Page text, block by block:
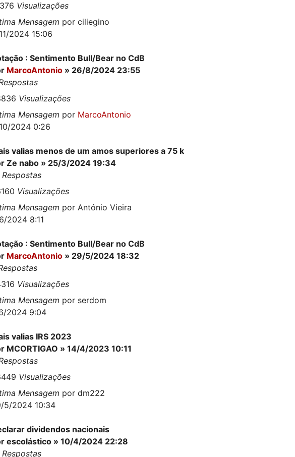
Visualizações
Mensagem por ciliegino
2024 15:06
: Sentimento Bull/Bear no CdB
MarcoAntonio » 26/8/2024 23:55
Visualizações
Mensagem por MarcoAntonio
2024 0:26
valias menos de um amos superiores a 75 k
Ze nabo » 25/3/2024 19:34
Respostas
Visualizações
Mensagem por António Vieira
2024 8:11
: Sentimento Bull/Bear no CdB
MarcoAntonio » 29/5/2024 18:32
Visualizações
Mensagem por serdom
2024 9:04
valias IRS 2023
MCORTIGAO » 14/4/2023 10:11
Visualizações
Mensagem por dm222
5/2024 10:34
dividendos nacionais
escolástico » 10/4/2024 22:28
Respostas